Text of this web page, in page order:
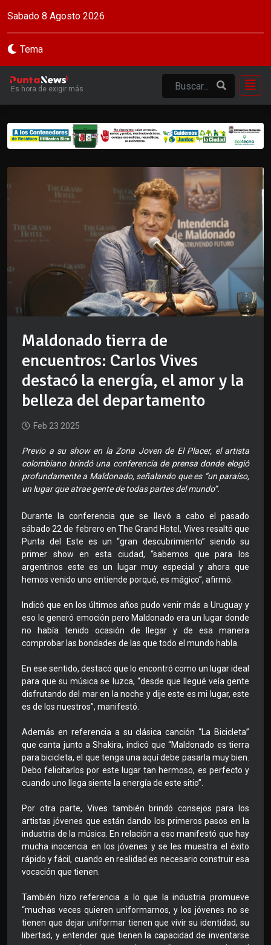
Sabado 8 Agosto 2026
Tema
Es hora de exigir más
Maldonado tierra de
encuentros: Carlos Vives
destacó la energía, el amor y la
belleza del departamento
Feb 23 2025
Previo a su show en la Zona Joven de El Placer, el artista
colombiano brindó una conferencia de prensa donde elogió
profundamente a Maldonado, señalando que es “un paraíso,
un lugar que atrae gente de todas partes del mundo”.
Durante la conferencia que se llevó a cabo el pasado
sábado 22 de febrero en The Grand Hotel, Vives resaltó que
Punta del Este es un “gran descubrimiento” siendo su
primer show en esta ciudad, “sabemos que para los
argentinos este es un lugar muy especial y ahora que
hemos venido uno entiende porqué, es mágico”, afirmó.
Indicó que en los últimos años pudo venir más a Uruguay y
eso le generó emoción pero Maldonado era un lugar donde
no había tenido ocasión de llegar y de esa manera
comprobar las bondades de las que todo el mundo habla.
En ese sentido, destacó que lo encontró como un lugar ideal
para que su música se luzca, “desde que llegué veía gente
disfrutando del mar en la noche y dije este es mi lugar, este
es de los nuestros”, manifestó.
Además en referencia a su clásica canción “La Bicicleta”
que canta junto a Shakira, indicó que “Maldonado es tierra
para bicicleta, el que tenga una aquí debe pasarla muy bien.
Debo felicitarlos por este lugar tan hermoso, es perfecto y
cuando uno llega siente la energía de este sitio”.
Por otra parte, Vives también brindó consejos para los
artistas jóvenes que están dando los primeros pasos en la
industria de la música. En relación a eso manifestó que hay
mucha inocencia en los jóvenes y se les muestra el éxito
rápido y fácil, cuando en realidad es necesario construir esa
vocación que tienen.
También hizo referencia a lo que la industria promueve
“muchas veces quieren uniformarnos, y los jóvenes no se
tienen que dejar uniformar tienen que vivir su identidad, su
libertad, y entender que tienen la capacidad de inventarse